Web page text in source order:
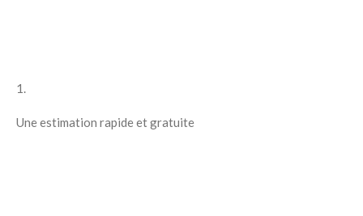
1.
Une estimation rapide et gratuite